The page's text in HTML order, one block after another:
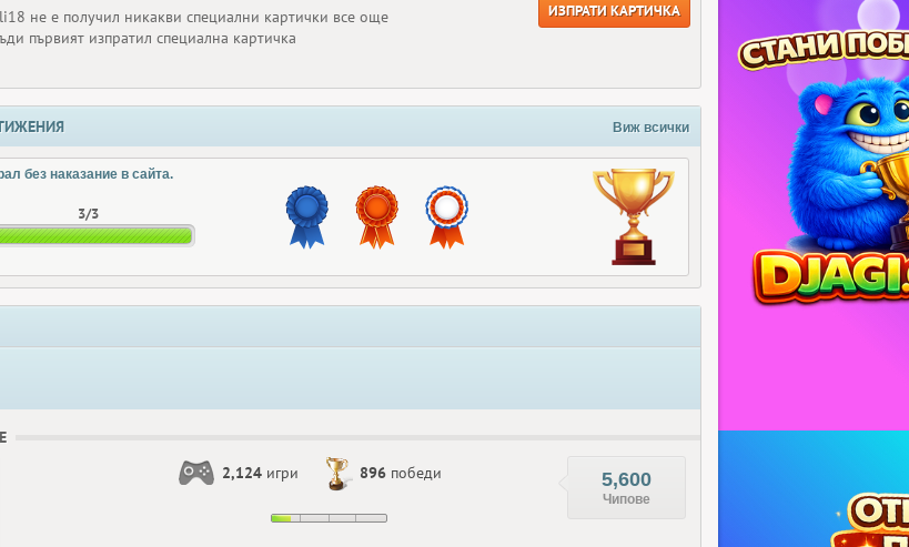
не е получил никакви специални картички все още
първият изпратил специална картичка
ИЗПРАТИ КАРТИЧКА
Виж всички
без наказание в сайта.
3/3
2,124 игри 896 победи 5,600
Чипове